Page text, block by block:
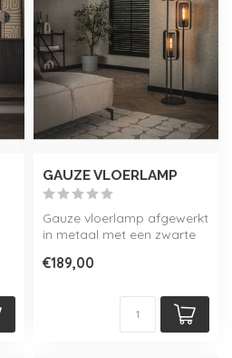
GAUZE VLOERLAMP
Gauze vloerlamp afgewerkt
in metaal met een zwarte
hebben e...
€189,00